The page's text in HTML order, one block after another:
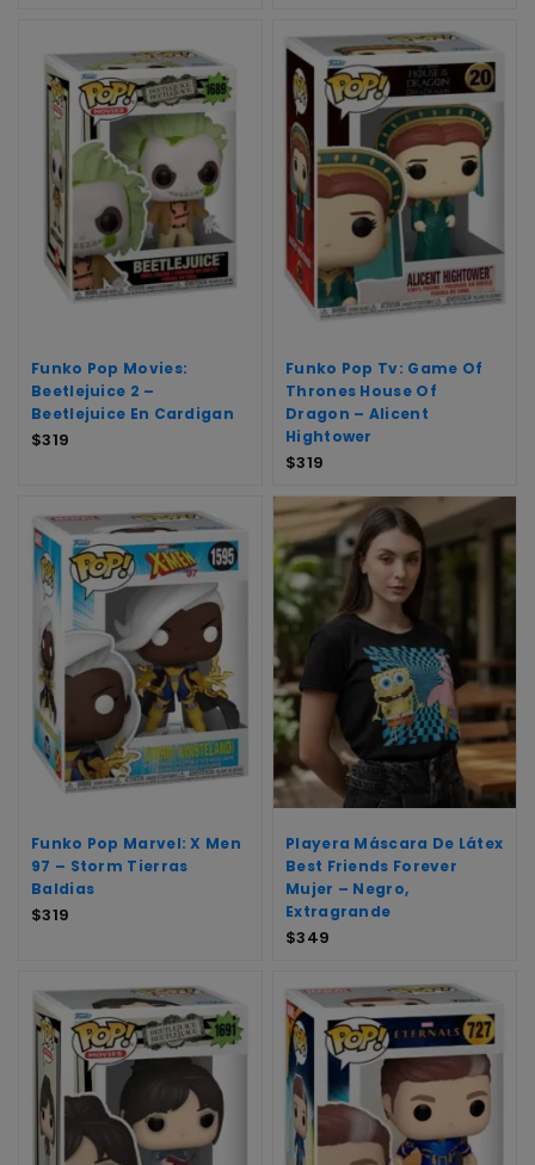
Funko Pop Movies:
Beetlejuice 2 –
Beetlejuice En Cardigan
$319
Funko Pop Tv: Game Of
Thrones House Of
Dragon – Alicent
Hightower
$319
Funko Pop Marvel: X Men
97 – Storm Tierras
Baldias
$319
Playera Máscara De Látex
Best Friends Forever
Mujer – Negro,
Extragrande
$349